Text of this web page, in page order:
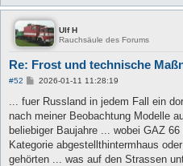
Ulf H
Rauchsäule des Forums
Re: Frost und technische
#52
B
i
r
a
g
2026-01-11 11:28:19
... fuer Russland in jedem Fall ein
nach meiner Beobachtung Modelle
beliebiger Baujahre ... wobei GAZ
Kategorie abgestellthintermhaus
gehörten ... was auf den Strassen